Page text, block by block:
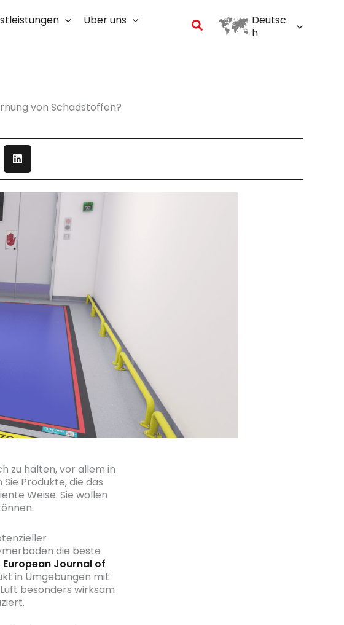
Über uns
Suchen
Deutsc
h
von Schadstoffen?
zu halten, vor allem in
Produkte, die das
Weise. Sie wollen
die beste
European Journal of
in Umgebungen mit
besonders wirksam